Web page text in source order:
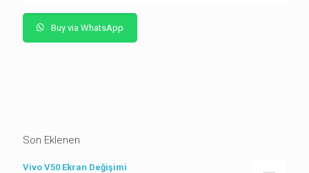
Buy via WhatsApp
Son Eklenen
Vivo V50 Ekran Değişimi